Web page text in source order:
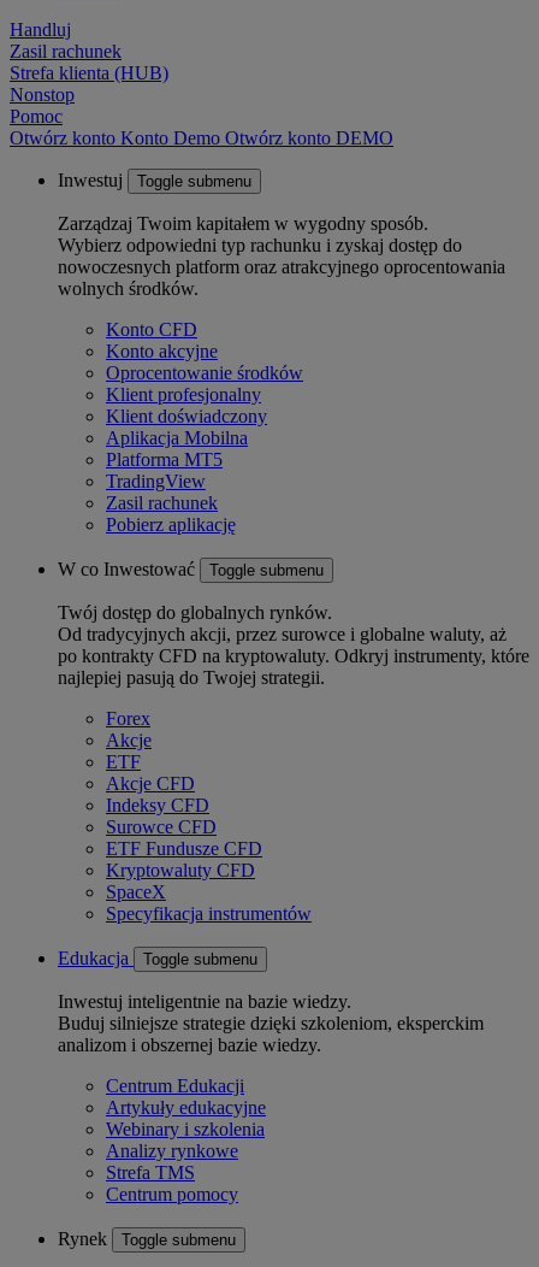
Handluj
Zasil rachunek
Strefa klienta (HUB)
Nonstop
Pomoc
Otwórz konto Konto Demo Otwórz konto DEMO
Inwestuj Toggle submenu
Zarządzaj Twoim kapitałem w wygodny sposób.
Wybierz odpowiedni typ rachunku i zyskaj dostęp do
nowoczesnych platform oraz atrakcyjnego oprocentowania
wolnych środków.
Konto CFD
Konto akcyjne
Oprocentowanie środków
Klient profesjonalny
Klient doświadczony
Aplikacja Mobilna
Platforma MT5
TradingView
Zasil rachunek
Pobierz aplikację
W co Inwestować Toggle submenu
Twój dostęp do globalnych rynków.
Od tradycyjnych akcji, przez surowce i globalne waluty, aż
po kontrakty CFD na kryptowaluty. Odkryj instrumenty, które
najlepiej pasują do Twojej strategii.
Forex
Akcje
ETF
Akcje CFD
Indeksy CFD
Surowce CFD
ETF Fundusze CFD
Kryptowaluty CFD
SpaceX
Specyfikacja instrumentów
Edukacja Toggle submenu
Inwestuj inteligentnie na bazie wiedzy.
Buduj silniejsze strategie dzięki szkoleniom, eksperckim
analizom i obszernej bazie wiedzy.
Centrum Edukacji
Artykuły edukacyjne
Webinary i szkolenia
Analizy rynkowe
Strefa TMS
Centrum pomocy
Rynek Toggle submenu